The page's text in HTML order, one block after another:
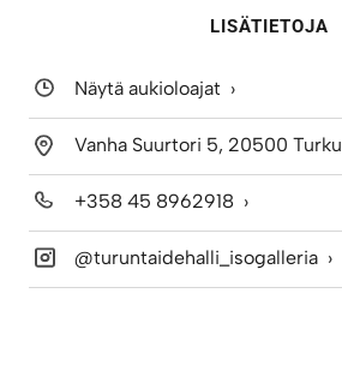
LISÄTIETOJA
Näytä aukioloajat
Vanha Suurtori 5, 20500 Turku
+358 45 8962918
@turuntaidehalli_isogalleria